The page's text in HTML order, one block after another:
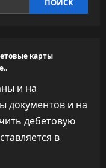
ПОИСК
карты
и на
документов и на
дебетовую
в